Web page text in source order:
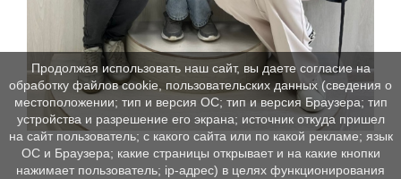
Продолжая использовать наш сайт, вы даете согласие на
обработку файлов cookie, пользовательских данных (сведения о
местоположении; тип и версия ОС; тип и версия Браузера; тип
устройства и разрешение его экрана; источник откуда пришел
на сайт пользователь; с какого сайта или по какой рекламе; язык
ОС и Браузера; какие страницы открывает и на какие кнопки
нажимает пользователь; ip-адрес) в целях функционирования